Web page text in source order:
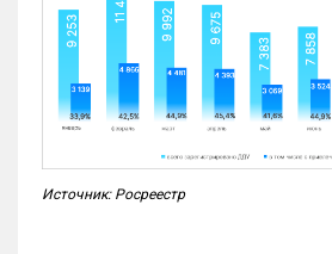
Источник: Росреестр